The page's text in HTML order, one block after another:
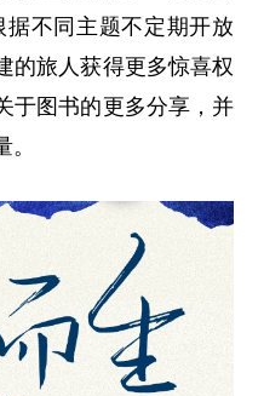
据不同主题不定期开放
的旅人获得更多惊喜权
于图书的更多分享，并